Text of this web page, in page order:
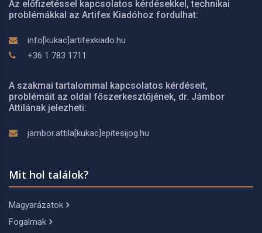
Az előfizetéssel kapcsolatos kérdésekkel, technikai
problémákkal az Artifex Kiadóhoz fordulhat:
info[kukac]artifexkiado.hu
+36 1 783 1711
A szakmai tartalommal kapcsolatos kérdéseit,
problémáit az oldal főszerkesztőjének, dr. Jámbor
Attilának jelezheti:
jambor.attila[kukac]epitesijog.hu
Mit hol találok?
Magyarázatok
Fogalmak